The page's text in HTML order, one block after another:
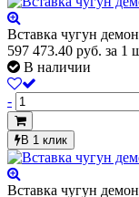
Вставка чугун
597 473.40 руб. за 1
В наличии
-
В 1 клик
Вставка чугун